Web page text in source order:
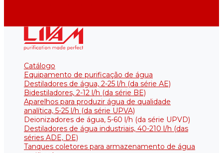
Catálogo
Equipamento de purificação de água
Destiladores de água, 2-25 l/h (da série АE)
Bidestiladores, 2-12 l/h (da série BE)
Aparelhos para produzir água de qualidade
analítica, 5-25 l/h (da série UPVA)
Deionizadores de água, 5-60 l/h (da série UPVD)
Destiladores de água industriais, 40-210 l/h (das
séries ADE, DE)
Tanques coletores para armazenamento de água